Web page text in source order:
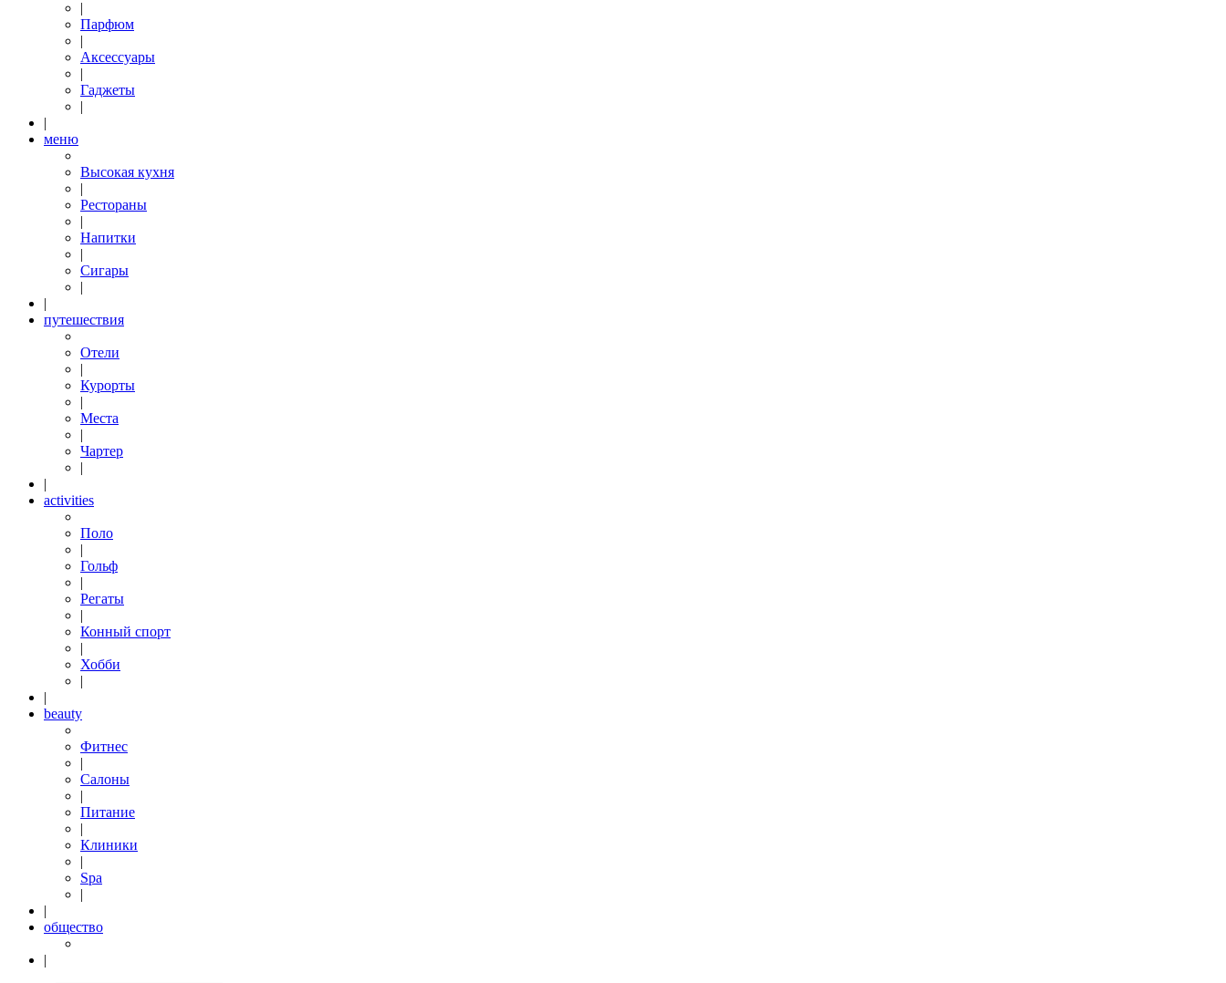
|
Парфюм
|
Аксессуары
|
Гаджеты
|
|
меню
Высокая кухня
|
Рестораны
|
Напитки
|
Сигары
|
|
путешествия
Отели
|
Курорты
|
Места
|
Чартер
|
|
activities
Поло
|
Гольф
|
Регаты
|
Конный спорт
|
Хобби
|
|
beauty
Фитнес
|
Салоны
|
Питание
|
Клиники
|
Spa
|
|
общество
|